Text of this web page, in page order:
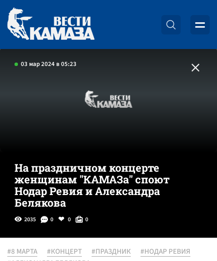
03 мар 2024 в 05:23
На праздничном концерте
женщинам "КАМАЗа" споют
Нодар Ревия и Александра
Белякова
2035 0 0 0
#8 МАРТА #КОНЦЕРТ #ПРАЗДНИК
#НОДАР РЕВИЯ